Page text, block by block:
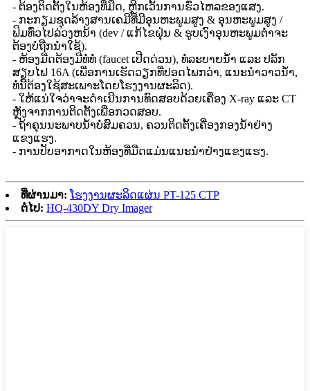
- ຕ້ອງ​ຕິດ​ຕັ້ງ​ໃນ​ຫ້ອງ​ທີ່​ມືດ​, ຫຼີກ​ເວັ້ນ​ການ​ຮົ່ວ​ໄຫລ​ຂອງ​ແສງ​.
- ກະກຽມຊຸດລ້າງສານເຄມີທີ່ມີອຸນຫະພູມສູງ & ອຸນຫະພູມສູງ /
ຟິມທົ່ວໄປລ່ວງຫນ້າ (dev / ແກ້ໄຂຝຸ່ນ & ຮູບເງົາອຸນຫະພູມຕ່ໍາຈະ
ຕ້ອງບໍ່ຖືກນໍາໃຊ້).
- ຫ້ອງມືດຕ້ອງມີທໍ່ທໍ່ (faucet ເປີດດ່ວນ), ທໍ່ລະບາຍນໍ້າ ແລະ ປລັກ
ສຽບໄຟ 16A (ເພື່ອການເຮັດວຽກທີ່ປອດໄພກວ່າ, ແນະນຳວາວນໍ້າ,
ທໍ່ນີ້ຕ້ອງໃຊ້ສະເພາະໂດຍໂຮງງານຜະລິດ).
- ໃຫ້ແນ່ໃຈວ່າຈະດໍາເນີນການທົດສອບດ້ວຍເຄື່ອງ X-ray ແລະ CT
ຫຼັງຈາກການຕິດຕັ້ງເພື່ອກວດສອບ.
- ຖ້າຄຸນນະພາບນ້ໍາບໍ່ສົມຄວນ, ຄວນຕິດຕັ້ງເຄື່ອງກອງນ້ໍາຢ່າງ
ແຂງແຮງ.
- ການປັບອາກາດໃນຫ້ອງທີ່ມືດແມ່ນແນະນໍາຢ່າງແຂງແຮງ.
ທີ່ຜ່ານມາ: ໂຮງງານຜະລິດແຜ່ນ PT-125 CTP
ຕໍ່ໄປ: HQ-430DY Dry ​​Imager